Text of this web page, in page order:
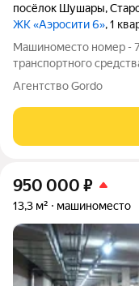
посёлок Шушары,
ЖК «Аэросити 6», 1
Машиноместо номер -
транспортного
поможем с покупкой
приобретение машино-
Агентство Gordo
950 000 ₽
13,3 м² машиноместо